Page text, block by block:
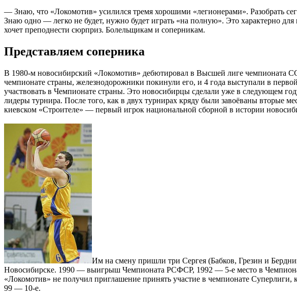
— Знаю, что «Локомотив» усилился тремя хорошими «легионерами». Разобрать
Знаю одно — легко не будет, нужно будет играть «на полную». Это характерно
хочет преподнести сюрприз. Болельщикам и соперникам.
Представляем соперника
В 1980-м новосибирский «Локомотив» дебютировал в Высшей лиге чемпионата
чемпионате страны, железнодорожники покинули его, и 4 года выступали в
участвовать в Чемпионате страны. Это новосибирцы сделали уже в следующем
лидеры турнира. После того, как в двух турнирах кряду были завоёваны вторые
киевском «Строителе» — первый игрок национальной сборной в истории
Им на смену пришли три Сергея (Бабков, Грезин и
Новосибирске. 1990 — выигрыш Чемпионата РСФСР, 1992 — 5-е место в
«Локомотив» не получил приглашение принять участие в чемпионате
99 — 10-е.